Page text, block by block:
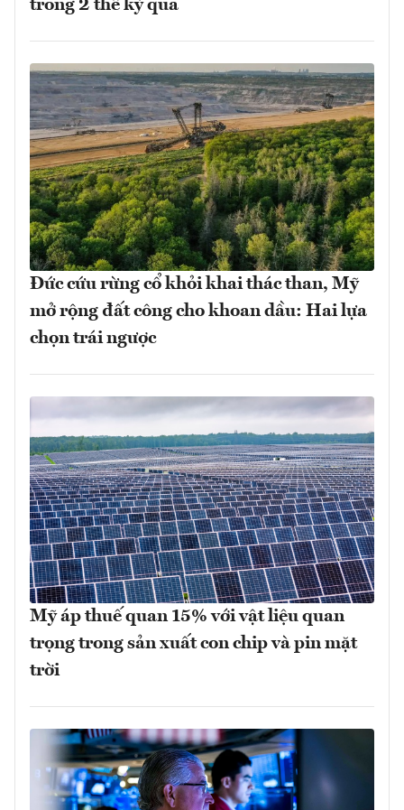
trong 2 thế kỷ qua
Đức cứu rừng cổ khỏi khai thác than, Mỹ
mở rộng đất công cho khoan dầu: Hai lựa
chọn trái ngược
Mỹ áp thuế quan 15% với vật liệu quan
trọng trong sản xuất con chip và pin mặt
trời